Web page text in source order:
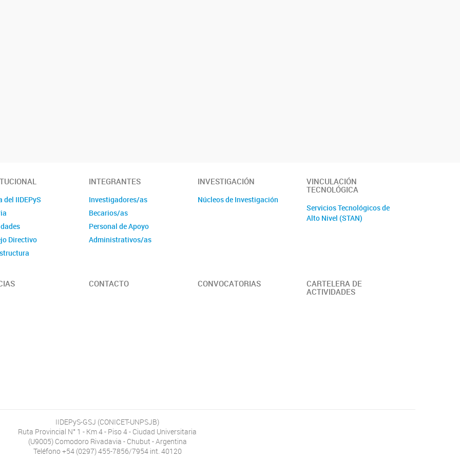
del IIDEPyS
Directivo
INTEGRANTES
Investigadores/as
Becarios/as
Personal de Apoyo
Administrativos/as
INVESTIGACIÓN
Núcleos de Investigación
VINCULACIÓN
TECNOLÓGICA
Servicios Tecnológicos de
Alto Nivel (STAN)
CONTACTO CONVOCATORIAS
CARTELERA DE
ACTIVIDADES
IIDEPyS-GSJ (CONICET-UNPSJB)
Ruta Provincial N° 1 - Km 4 - Piso 4 - Ciudad Universitaria
(U9005) Comodoro Rivadavia - Chubut - Argentina
Teléfono +54 (0297) 455-7856/7954 int. 40120